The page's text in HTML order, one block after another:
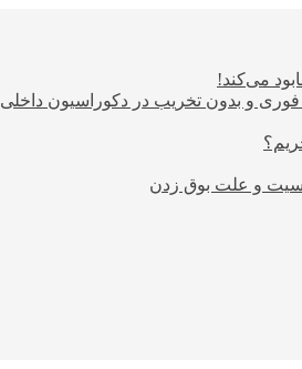
می‌کند!
فوری و بدون تخریب در دکوراسیون داخلی
و علت بوق زدن